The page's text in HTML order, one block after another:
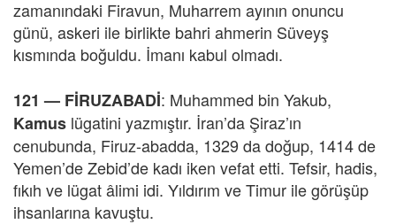
zamanındaki Firavun, Muharrem ayının onuncu
günü, askeri ile birlikte bahri ahmerin Süveyş
kısmında boğuldu. İmanı kabul olmadı.
121 — FİRUZABADİ: Muhammed bin Yakub,
Kamus lügatini yazmıştır. İran’da Şiraz’ın
cenubunda, Firuz-abadda, 1329 da doğup, 1414 de
Yemen’de Zebid’de kadı iken vefat etti. Tefsir, hadis,
fıkıh ve lügat âlimi idi. Yıldırım ve Timur ile görüşüp
ihsanlarına kavuştu.